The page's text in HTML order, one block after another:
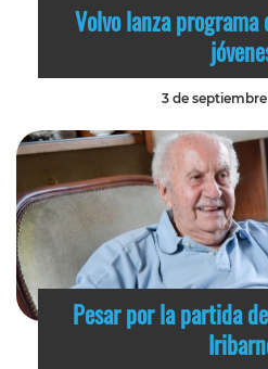
Volvo lanza
3 de
Pesar por la partida